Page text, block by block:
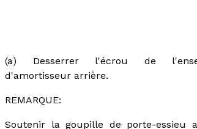
(a) Desserrer l'écrou de
d'amortisseur arrière.
REMARQUE:
Soutenir la goupille de porte-essieu